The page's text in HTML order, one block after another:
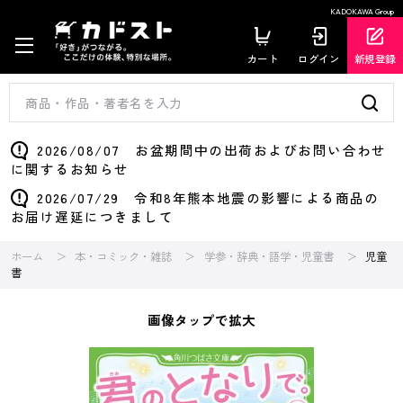
KADOKAWA Group
カート ログイン 新規登録
2026/08/07 お盆期間中の出荷およびお問い合わせ
に関するお知らせ
2026/07/29 令和8年熊本地震の影響による商品の
お届け遅延につきまして
ホーム 本・コミック・雑誌 学参・辞典・語学・児童書
児童
書
画像タップで拡大